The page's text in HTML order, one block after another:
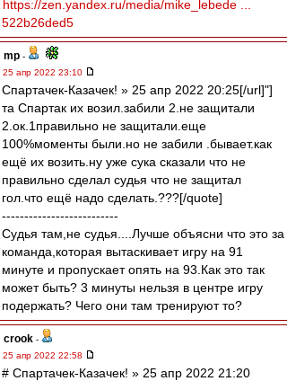
https://zen.yandex.ru/media/mike_lebede ...
522b26ded5
mp -
25 апр 2022 23:10
Спартачек-Казачек! » 25 апр 2022 20:25[/url]"]
та Спартак их возил.забили 2.не защитали
2.ок.1правильно не защитали.еще
100%моменты были.но не забили .бывает.как
ещё их возить.ну уже сука сказали что не
правильно сделал судья что не защитал
гол.что ещё надо сделать.???[/quote]
--------------------------
Судья там,не судья....Лучше объясни что это за
команда,которая вытаскивает игру на 91
минуте и пропускает опять на 93.Как это так
может быть? 3 минуты нельзя в центре игру
подержать? Чего они там тренируют то?
crook -
25 апр 2022 22:58
# Спартачек-Казачек! » 25 апр 2022 21:20